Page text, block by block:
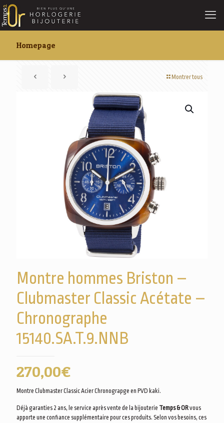
Homepage
Montrer tous
Montre hommes Briston –
Clubmaster Classic Acétate –
Chronographe
15140.SA.T.9.NNB
270,00€
Montre Clubmaster Classic Acier Chronograpge en PVD kaki.
Déjà garanties 2 ans, le service après vente de la bijouterie Temps & ORvous
apporte une confiance supplémentaire pour ces produits. Selon vos besoins, ces